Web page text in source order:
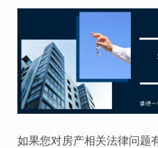
如果您对房产相关法律问题